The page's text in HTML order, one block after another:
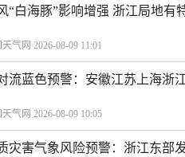
“白海豚”影响增强 浙江局地有
气网 2026-08-09 11:01
流蓝色预警：安徽江苏上海浙
天气网 2026-08-09 10:05
灾害气象风险预警：浙江东部